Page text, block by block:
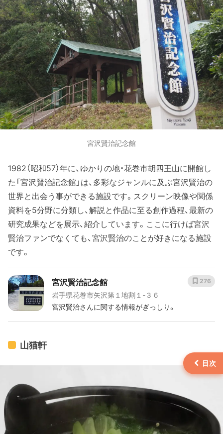
宮沢賢治記念館
1982（昭和57）年に、ゆかりの地・花巻市胡四王山に開館し
た「宮沢賢治記念館」は、多彩なジャンルに及ぶ宮沢賢治の
世界と出会う事ができる施設です。スクリーン映像や関係
資料を5分野に分類し、解説と作品に至る創作過程、最新の
研究成果などを展示、紹介しています。ここに行けば宮沢
賢治ファンでなくても、宮沢賢治のことが好きになる施設
です。
宮沢賢治記念館
岩手県花巻市矢沢第１地割１-３６
宮沢賢治さんに関する情報がぎっしり。
276
山猫軒